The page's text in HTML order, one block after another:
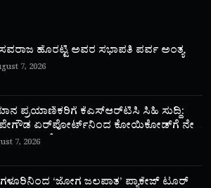
ಹೊರಟ್ಟಿ ಅವರ ಸಭಾಪತಿ ಪರ್ವ ಅಂತ್ಯ
7, 2026
ಪ್ರಯಾಣಿಕರಿಗೆ ಕೆಎಸ್‌ಆರ್‌ಟಿಸಿ ಸಿಹಿ ಸುದ್ದಿ:
ಏರ್‌ಪೋರ್ಟ್‌ನಿಂದ ಕೋಯಿಕೋಡ್‌ಗೆ ನೇರ
ಬಸ್’ ಸಾರಿಗೆ ಆರಂಭ!
7, 2026
‘ಜೋಗ ಜಲಪಾತ’ ಪ್ಯಾಕೇಜ್ ಟೂರ್